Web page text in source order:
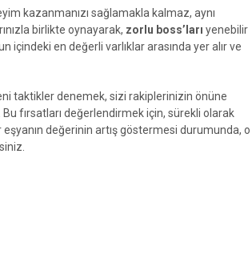
kazanmanızı sağlamakla kalmaz, aynı
birlikte oynayarak, zorlu boss’ları yenebilir
içindeki en değerli varlıklar arasında yer alır ve
taktikler denemek, sizi rakiplerinizin önüne
fırsatları değerlendirmek için, sürekli olarak
değerinin artış göstermesi durumunda, o